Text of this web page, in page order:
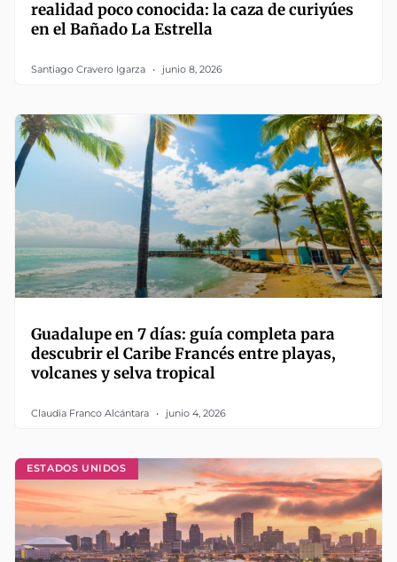
realidad poco conocida: la caza de curiyúes
en el Bañado La Estrella
Santiago Cravero Igarza junio 8, 2026
Guadalupe en 7 días: guía completa para
descubrir el Caribe Francés entre playas,
volcanes y selva tropical
Claudia Franco Alcántara junio 4, 2026
ESTADOS UNIDOS